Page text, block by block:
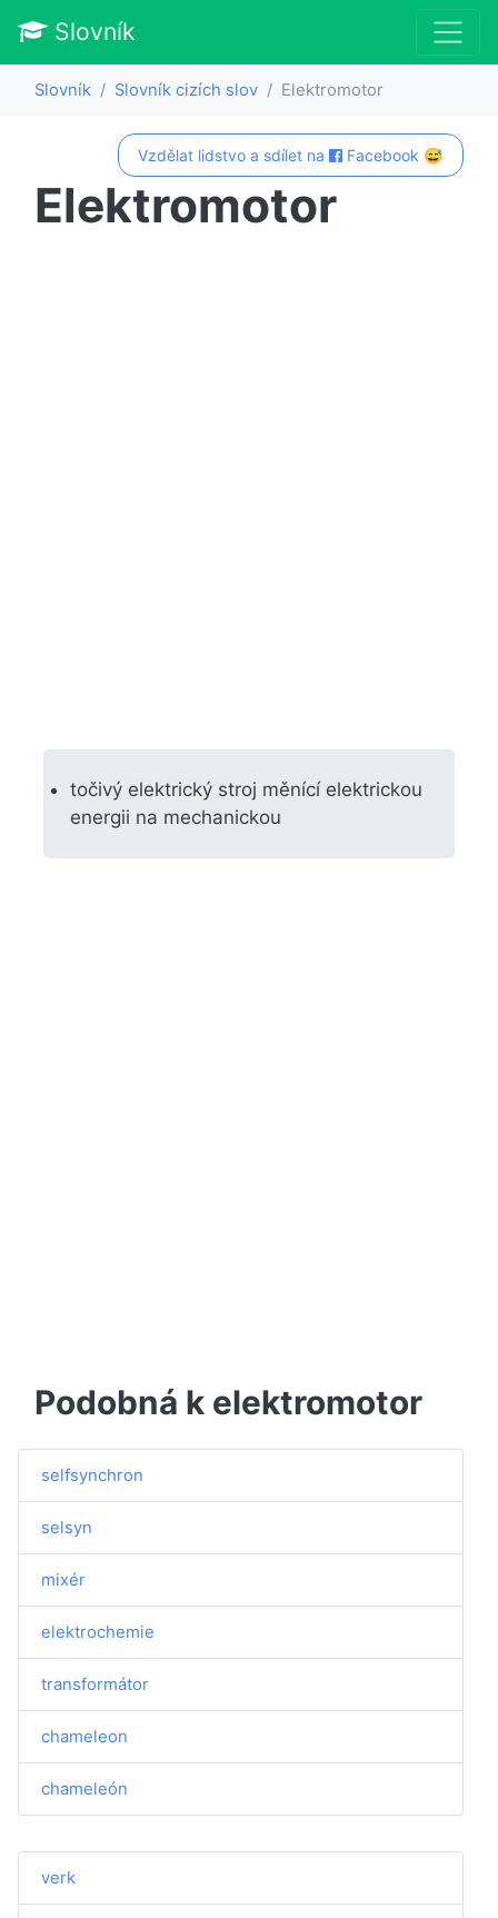
Slovník
Slovník Slovník cizích slov Elektromotor
Vzdělat lidstvo a sdílet na Facebook 😅
Elektromotor
točivý elektrický stroj měnící elektrickou
energii na mechanickou
Podobná k elektromotor
selfsynchron
selsyn
mixér
elektrochemie
transformátor
chameleon
chameleón
verk